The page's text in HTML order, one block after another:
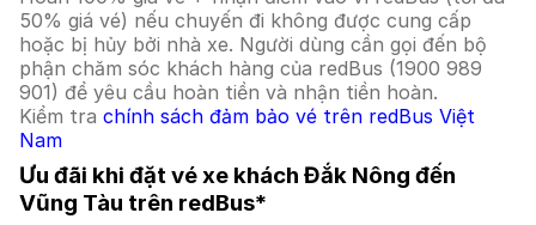
50% giá vé) nếu chuyến đi không được cung cấp
hoặc bị hủy bởi nhà xe. Người dùng cần gọi đến bộ
phận chăm sóc khách hàng của redBus (1900 989
901) để yêu cầu hoàn tiền và nhận tiền hoàn.
Kiểm tra chính sách đảm bảo vé trên redBus Việt
Nam
Ưu đãi khi đặt vé xe khách Đắk Nông đến
Vũng Tàu trên redBus*